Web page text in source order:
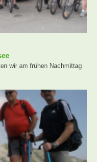
wir am frühen Nachmittag